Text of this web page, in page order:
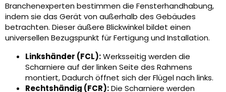
Branchenexperten bestimmen die Fensterhandhabung,
indem sie das Gerät von außerhalb des Gebäudes
betrachten. Dieser äußere Blickwinkel bildet einen
universellen Bezugspunkt für Fertigung und Installation.
Linkshänder (FCL):Werksseitig werden die
Scharniere auf der linken Seite des Rahmens
montiert, Dadurch öffnet sich der Flügel nach links.
Rechtshändig (FCR):Die Scharniere werden